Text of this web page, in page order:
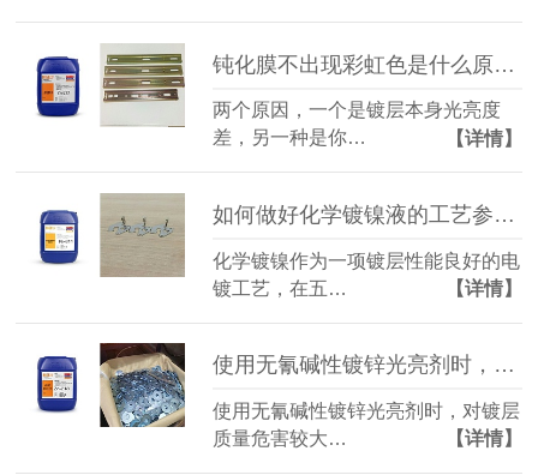
钝化膜不出现彩虹色是什么原因造成的？（三价铬彩锌钝化液）
两个原因，一个是镀层本身光亮度
差，另一种是你…
【详情】
如何做好化学镀镍液的工艺参数控制？
化学镀镍作为一项镀层性能良好的电
镀工艺，在五…
【详情】
使用无氰碱性镀锌光亮剂时，铜杂质的科学去除方法
使用无氰碱性镀锌光亮剂时，对镀层
质量危害较大…
【详情】